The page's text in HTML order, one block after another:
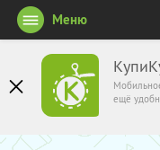
ещё
Меню